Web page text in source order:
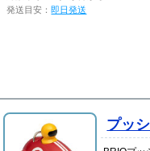
発送目安：即日発送
プッ